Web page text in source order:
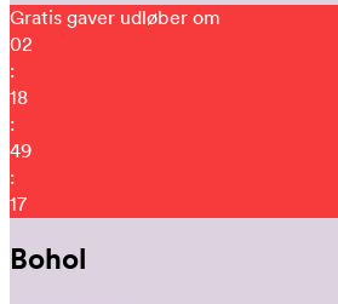
Gratis gaver udløber om
02
:
18
:
49
:
08
Bohol